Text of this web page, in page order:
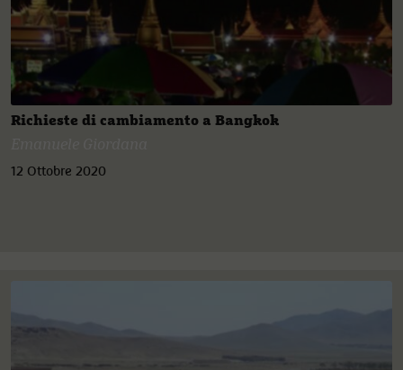
Richieste di cambiamento a Bangkok
12 Ottobre 2020